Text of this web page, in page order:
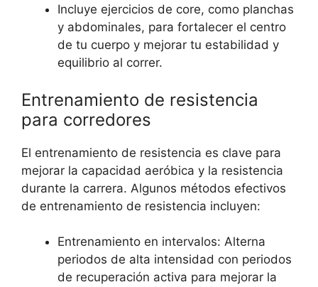
Incluye ejercicios de core, como planchas
y abdominales, para fortalecer el centro
de tu cuerpo y mejorar tu estabilidad y
equilibrio al correr.
Entrenamiento de resistencia
para corredores
El entrenamiento de resistencia es clave para
mejorar la capacidad aeróbica y la resistencia
durante la carrera. Algunos métodos efectivos
de entrenamiento de resistencia incluyen:
Entrenamiento en intervalos: Alterna
periodos de alta intensidad con periodos
de recuperación activa para mejorar la